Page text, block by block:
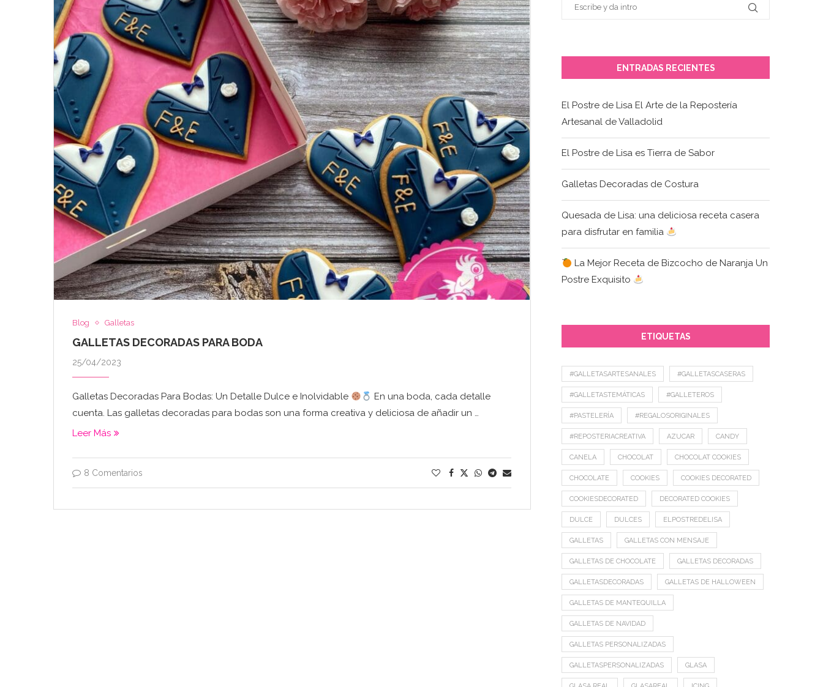
Blog Galletas
GALLETAS DECORADAS PARA BODA
25/04/2023
Galletas Decoradas Para Bodas: Un Detalle Dulce e Inolvidable
En una boda, cada detalle
cuenta. Las galletas decoradas para bodas son una forma creativa y deliciosa de añadir un …
Leer Más
8 Comentarios
ENTRADAS RECIENTES
El Postre de Lisa El Arte de la Repostería
Artesanal de Valladolid
El Postre de Lisa es Tierra de Sabor
Galletas Decoradas de Costura
Quesada de Lisa: una deliciosa receta casera
para disfrutar en familia
La Mejor Receta de Bizcocho de Naranja Un
Postre Exquisito
ETIQUETAS
#GALLETASARTESANALES #GALLETASCASERAS
#GALLETASTEMÁTICAS #GALLETEROS
#PASTELERÍA #REGALOSORIGINALES
#REPOSTERIACREATIVA AZUCAR CANDY
CANELA CHOCOLAT CHOCOLAT COOKIES
CHOCOLATE COOKIES COOKIES DECORATED
COOKIESDECORATED DECORATED COOKIES
DULCE DULCES ELPOSTREDELISA
GALLETAS GALLETAS CON MENSAJE
GALLETAS DE CHOCOLATE GALLETAS DECORADAS
GALLETASDECORADAS GALLETAS DE HALLOWEEN
GALLETAS DE MANTEQUILLA
GALLETAS DE NAVIDAD
GALLETAS PERSONALIZADAS
GALLETASPERSONALIZADAS GLASA